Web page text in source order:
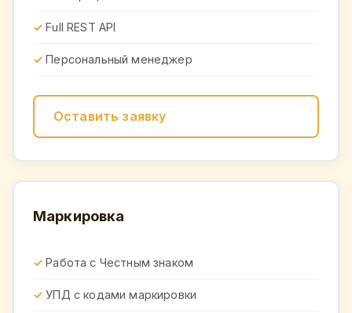
Full REST API
Персональный менеджер
Оставить заявку
Маркировка
Работа с Честным знаком
УПД с кодами маркировки